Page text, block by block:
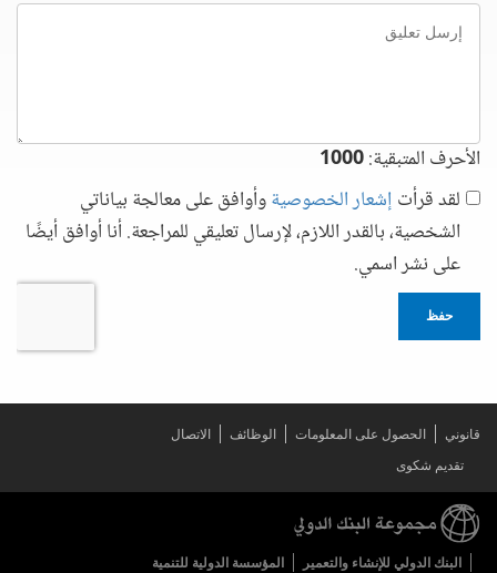
إرسل
تعليق
الأحرف المتبقية:1000
لقد قرأت إشعار الخصوصيةوأوافق على معالجة بياناتي
الشخصية، بالقدر اللازم، لإرسال تعليقي للمراجعة. أنا أوافق أيضًا
على نشر اسمي.
حفظ
قانوني الحصول على المعلومات الوظائف
الاتصال
تقديم شكوى
البنك الدولي للإنشاء والتعمير المؤسسة الدولية للتنمية